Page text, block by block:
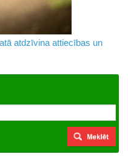
atdzīvina attiecības un